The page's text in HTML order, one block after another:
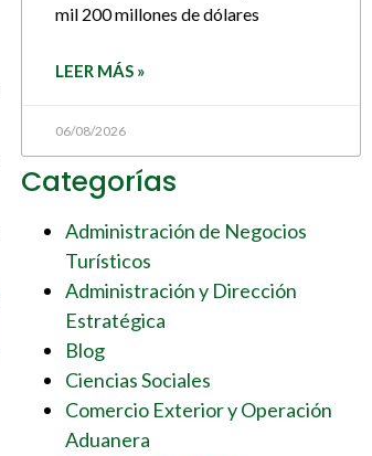
mil 200 millones de dólares
LEER MÁS »
06/08/2026
Categorías
Administración de Negocios
Turísticos
Administración y Dirección
Estratégica
Blog
Ciencias Sociales
Comercio Exterior y Operación
Aduanera